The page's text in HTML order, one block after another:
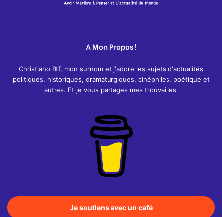
A Mon Propos !
Christiano Btf, mon surnom et j'adore les sujets d'actualités
politiques, historiques, dramaturgiques, cinéphiles, poétique et
autres. Et je vous partages mes trouvailles.
Je soutiens avec un café